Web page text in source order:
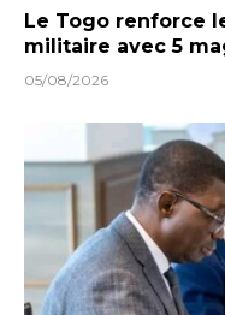
Le Togo renforce
militaire avec 5
05/08/2026